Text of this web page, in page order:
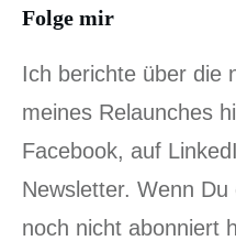
Folge mir
Ich berichte über die
meines Relaunches
Facebook, auf
Newsletter. Wenn
noch nicht abonniert